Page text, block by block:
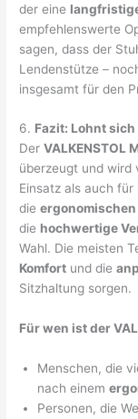
der eine
empfehlenswerte
sagen, dass der
Lendenstütze –
insgesamt für den
6. Fazit: Lohnt sich
DerVALKENSTOL
überzeugt und wird
Einsatz als auch
die
die hochwertige
Wahl. Die meisten
Komfort und die
Sitzhaltung sorgen.
Für wen ist der
Menschen, die
nach einem
Personen, die